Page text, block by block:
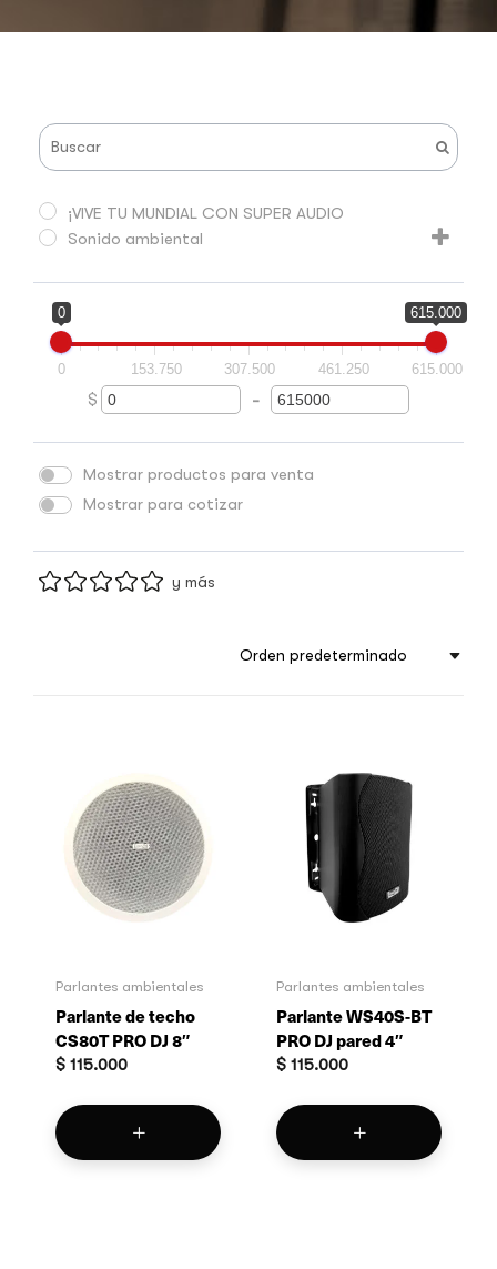
¡VIVE TU MUNDIAL CON SUPER AUDIO
Sonido ambiental
0 615.000
0 153.750 307.500 461.250 615.000
$
Minimum Price
-
Maximum Price
Mostrar productos para venta
Mostrar para cotizar
y más
Orden predeterminado
Parlantes ambientales
Parlante de techo
CS80T PRO DJ 8″
$ 115.000
Parlantes ambientales
Parlante WS40S-BT
PRO DJ pared 4″
$ 115.000